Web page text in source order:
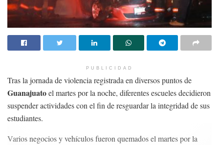
PUBLICIDAD
Tras la jornada de violencia registrada en diversos puntos de
Guanajuatoel martes por la noche, diferentes escueles decidieron
suspender actividades con el fin de resguardar la integridad de sus
estudiantes.
Varios negocios y vehículos fueron quemados el martes por la